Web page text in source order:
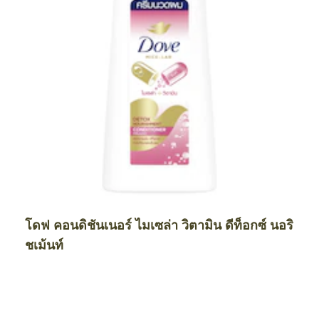
โดฟ คอนดิชันเนอร์ ไมเซล่า วิตามิน ดีท็อกซ์ นอริ
ชเม้นท์